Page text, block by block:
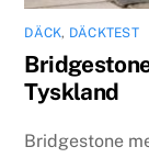
DÄCK, DÄCKTEST
Tyskland
Bridgestone